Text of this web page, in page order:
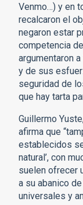
Venmo…) y en
recalcaron el
negaron estar
competencia
argumentaron
y de sus
seguridad de
que hay tarta
Guillermo
afirma que
establecidos
natural’, con
suelen ofrecer
a su abanico
universales y